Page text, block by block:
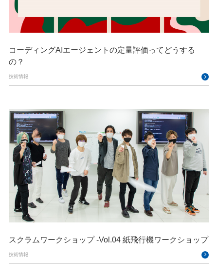
コーディングAIエージェントの定量評価ってどうする
の？
技術情報
スクラムワークショップ -Vol.04 紙飛行機ワークショップ
技術情報